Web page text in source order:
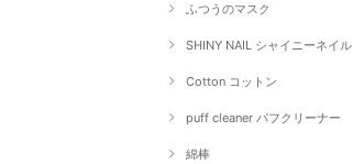
ふつうのマスク
SHINY NAIL シャイニーネイル
Cotton コットン
puff cleaner パフクリーナー
綿棒